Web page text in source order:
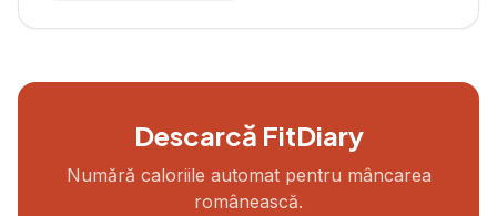
Descarcă FitDiary
Numără caloriile automat pentru mâncarea
românească.